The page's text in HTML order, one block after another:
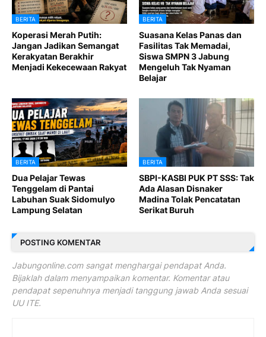
BERITA
Koperasi Merah Putih:
Jangan Jadikan Semangat
Kerakyatan Berakhir
Menjadi Kekecewaan Rakyat
BERITA
Suasana Kelas Panas dan
Fasilitas Tak Memadai,
Siswa SMPN 3 Jabung
Mengeluh Tak Nyaman
Belajar
BERITA
Dua Pelajar Tewas
Tenggelam di Pantai
Labuhan Suak Sidomulyo
Lampung Selatan
BERITA
SBPI-KASBI PUK PT SSS: Tak
Ada Alasan Disnaker
Madina Tolak Pencatatan
Serikat Buruh
POSTING KOMENTAR
Jabungonline.com sangat menghargai pendapat Anda.
Bijaklah dalam menyampaikan komentar. Komentar atau
pendapat sepenuhnya menjadi tanggung jawab Anda sesuai
UU ITE.